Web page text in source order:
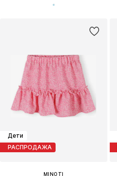
Дети
РАСПРОДАЖА
MINOTI